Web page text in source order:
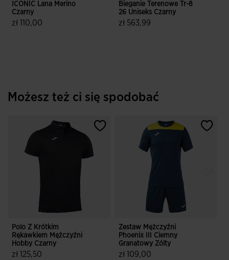
ICONIC Lana Merino
Czarny
zł 110,00
Bieganie Terenowe Tr-8
26 Uniseks Czarny
zł 563,99
Możesz też ci się spodobać
Polo Z Krótkim
Rękawkiem Mężczyźni
Hobby Czarny
zł 125,50
Zestaw Mężczyźni
Phoenix III Ciemny
Granatowy Zólty
zł 109,00